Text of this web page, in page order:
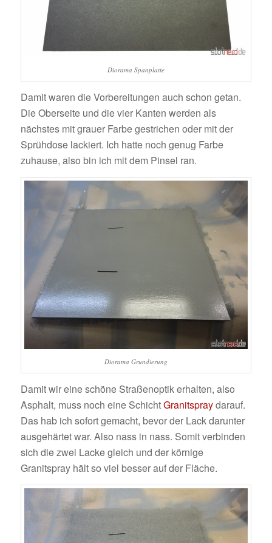
Diorama Spanplatte
Damit waren die Vorbereitungen auch schon getan.
Die Oberseite und die vier Kanten werden als
nächstes mit grauer Farbe gestrichen oder mit der
Sprühdose lackiert. Ich hatte noch genug Farbe
zuhause, also bin ich mit dem Pinsel ran.
Diorama Grundierung
Damit wir eine schöne Straßenoptik erhalten, also
Asphalt, muss noch eine SchichtGranitspraydarauf.
Das hab ich sofort gemacht, bevor der Lack darunter
ausgehärtet war. Also nass in nass. Somit verbinden
sich die zwei Lacke gleich und der körnige
Granitspray hält so viel besser auf der Fläche.